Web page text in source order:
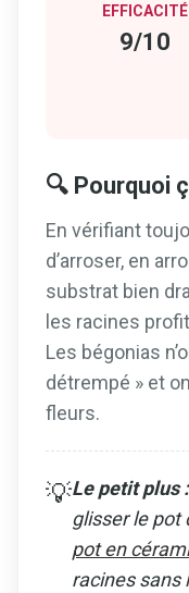
EFFICACITÉ
9/10
🔍 Pourquoi
En vérifiant
d’arroser, en
substrat bien
les racines
Les bégonias
détrempé » et
fleurs.
💡Le petit plus :
glisser le pot
pot en
racines sans